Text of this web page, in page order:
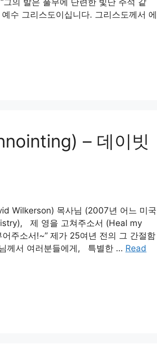
의 발은 풀무에 단련한 빛난 주석 같
수 그리스도이십니다. 그리스도께서 에
– 데이빗
Wilkerson) 목사님 (2007년 어느 미국
제 영을 고쳐주소서 (Heal my
주소서!~” 제가 25여년 전의 그 간절함
께서 여러분들에게, 특별한 … Read